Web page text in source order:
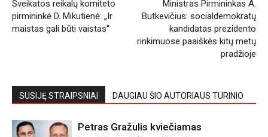
Sveikatos reikalų komiteto
pirmininkė D. Mikutienė: „Ir
maistas gali būti vaistas“
Ministras Pirmininkas A.
Butkevičius: socialdemokratų
kandidatas prezidento
rinkimuose paaiškės kitų metų
pradžioje
SUSIJĘ STRAIPSNIAI DAUGIAU ŠIO AUTORIAUS TURINIO
Petras Gražulis kviečiamas